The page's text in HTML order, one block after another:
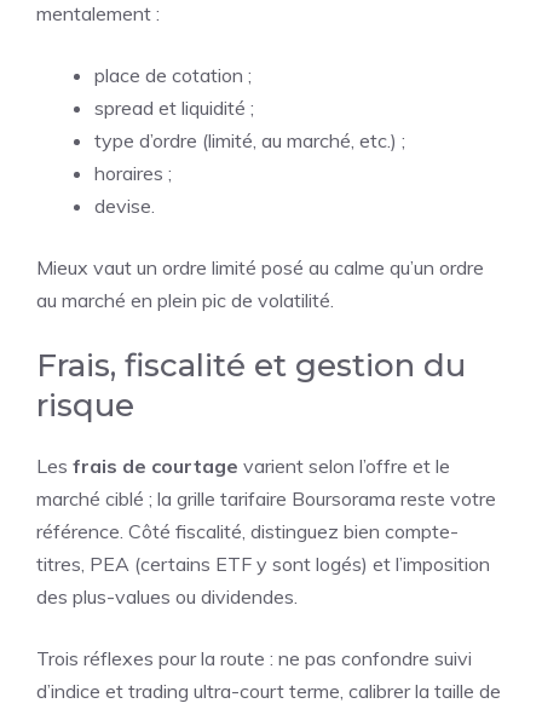
mentalement :
place de cotation ;
spread et liquidité ;
type d’ordre (limité, au marché, etc.) ;
horaires ;
devise.
Mieux vaut un ordre limité posé au calme qu’un ordre
au marché en plein pic de volatilité.
Frais, fiscalité et gestion du
risque
Les frais de courtage varient selon l’offre et le
marché ciblé ; la grille tarifaire Boursorama reste votre
référence. Côté fiscalité, distinguez bien compte-
titres, PEA (certains ETF y sont logés) et l’imposition
des plus-values ou dividendes.
Trois réflexes pour la route : ne pas confondre suivi
d’indice et trading ultra-court terme, calibrer la taille de